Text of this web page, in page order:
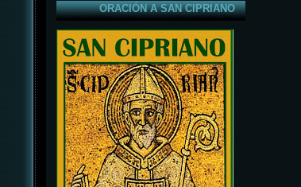
ORACIÓN A SAN CIPRIANO